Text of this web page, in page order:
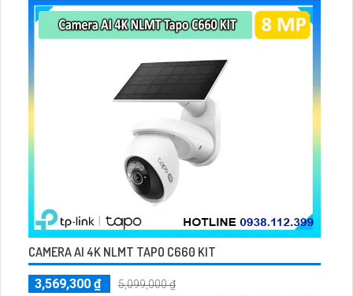
CAMERA AI 4K NLMT TAPO C660 KIT
3,569,300 ₫
5,099,000 ₫